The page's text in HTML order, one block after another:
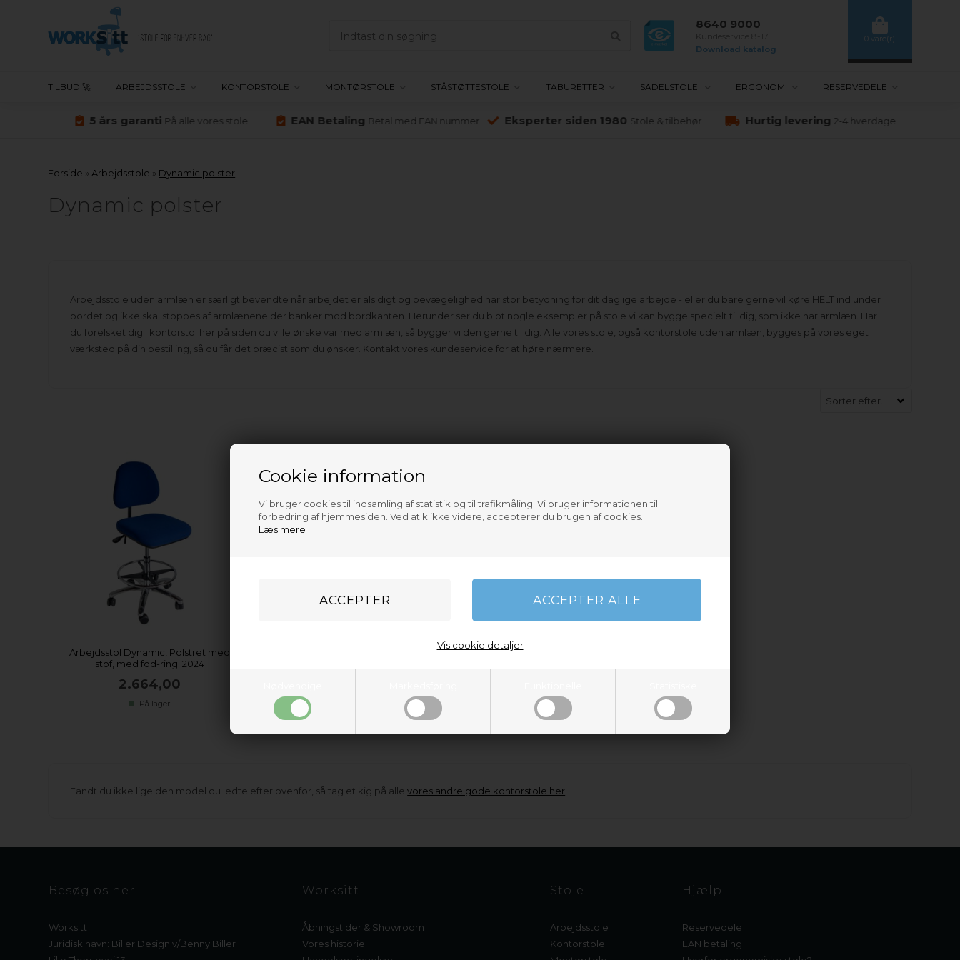
Cookie information
Vi bruger cookies til indsamling af statistik og til trafikmåling. Vi bruger informationen til
forbedring af hjemmesiden. Ved at klikke videre, accepterer du brugen af cookies.
Læs mere
Vis cookie detaljer
0 vare(r)
8640 9000
Download katalog
TILBUD 🚀 ARBEJDSSTOLE KONTORSTOLE MONTØRSTOLE STÅSTØTTESTOLE TABURETTER SADELSTOLE ERGONOMI RESERVEDELE
5 års garanti På alle vores stole EAN Betaling Betal med EAN nummer Eksperter siden 1980 Stole & tilbehør Hurtig levering 2-4 hverdage
Forside » Arbejdsstole » Dynamic polster
Dynamic polster
Arbejdsstole uden armlæn er særligt bevendte når arbejdet er alsidigt og bevægelighed har stor betydning for dit daglige arbejde - eller du bare gerne vil køre HELT ind under
bordet og ikke skal stoppes af armlænene der banker mod bordkanten. Herunder ser du blot nogle eksempler på stole vi kan bygge specielt til dig, som ikke har armlæn. Har
du forelsket dig i kontorstol her på siden du ville ønske var med armlæn, så bygger vi den gerne til dig. Alle vores stole, også kontorstole uden armlæn, bygges på vores eget
værksted på din bestilling, så du får det præcist som du ønsker. Kontakt vores kundeservice for at høre nærmere.
Arbejdsstol Dynamic, Polstret med
stof, med fod-ring. 2024
2.664,00
På lager
Arbejdsstol Dynamic med polster
Arbejdsstol Dynamic, polster sæde og
Fandt du ikke lige den model du ledte efter ovenfor, så tag et kig på allevores andre gode kontorstole her
Besøg os her
Worksitt
Juridisk navn: Biller Design v/Benny Biller
Worksitt
Åbningstider & Showroom
Vores historie
Stole
Arbejdsstole
Kontorstole
Hjælp
Reservedele
EAN betaling